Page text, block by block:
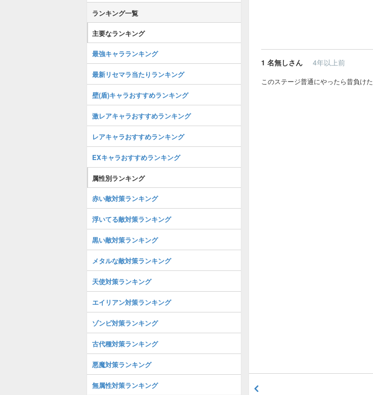
1 名無しさん 4年以上前
このステージ普通にやったら昔負けた
ランキング一覧
主要なランキング
最強キャラランキング
最新リセマラ当たりランキング
壁(盾)キャラおすすめランキング
激レアキャラおすすめランキング
レアキャラおすすめランキング
EXキャラおすすめランキング
属性別ランキング
赤い敵対策ランキング
浮いてる敵対策ランキング
黒い敵対策ランキング
メタルな敵対策ランキング
天使対策ランキング
エイリアン対策ランキング
ゾンビ対策ランキング
古代種対策ランキング
悪魔対策ランキング
無属性対策ランキング